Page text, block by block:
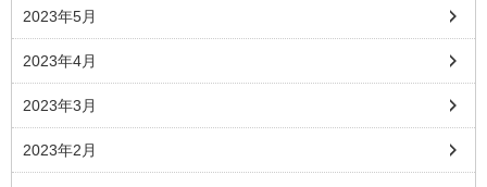
2023年5月
2023年4月
2023年3月
2023年2月